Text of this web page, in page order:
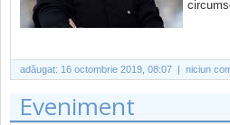
adăugat: 16 octombrie 2019, 08:07 | niciun
Eveniment